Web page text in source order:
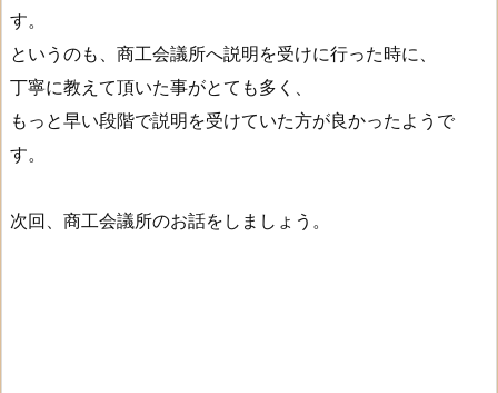
す。
というのも、商工会議所へ説明を受けに行った時に、
丁寧に教えて頂いた事がとても多く、
もっと早い段階で説明を受けていた方が良かったようで
す。
次回、商工会議所のお話をしましょう。